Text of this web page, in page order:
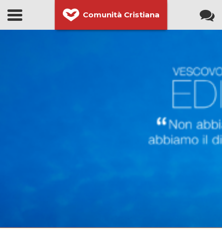
Comunità Cristiana